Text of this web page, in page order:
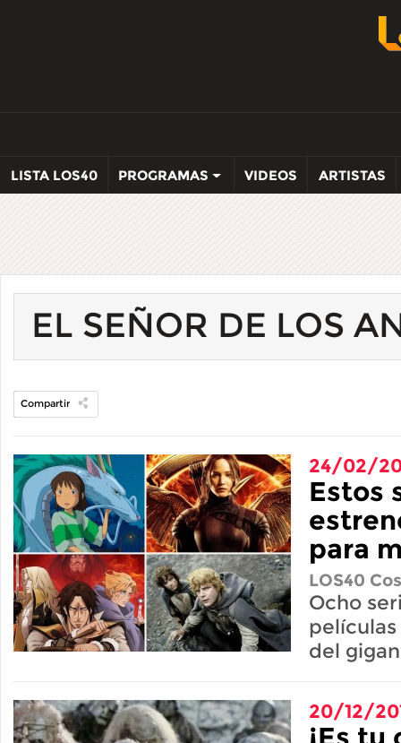
LISTA LOS40 PROGRAMAS VIDEOS ARTISTAS
EL SEÑOR DE LOS
Compartir
24/02/
Estos
para
LOS40
Ocho
del
20/12/